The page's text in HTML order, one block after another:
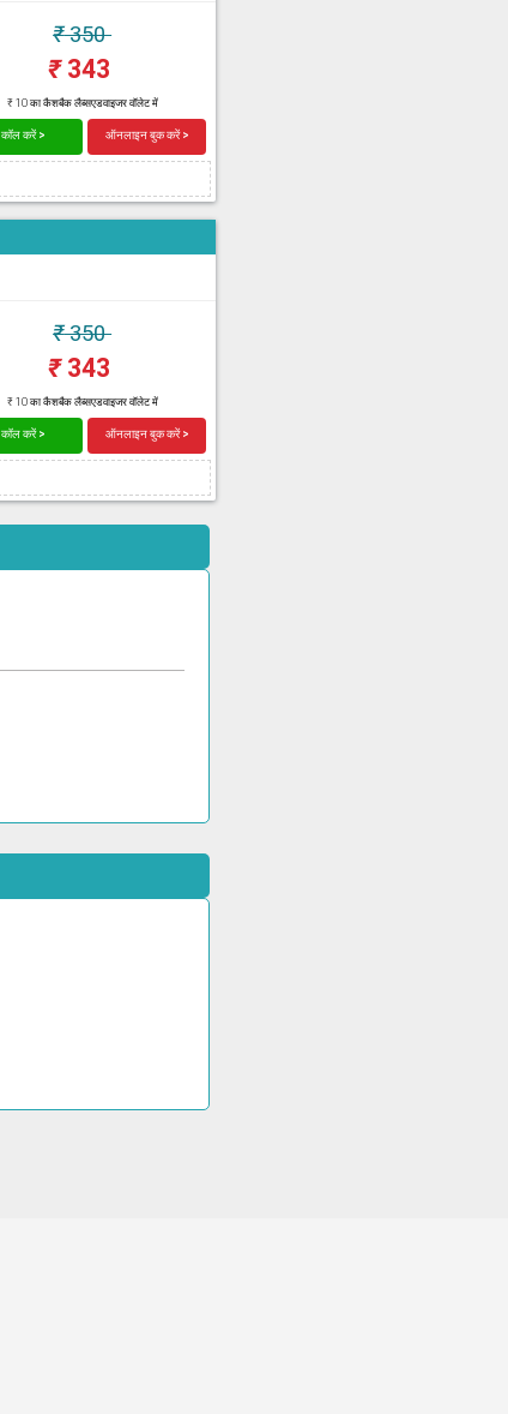
₹350
₹343
₹ 10 का कैशबैक लैब्सएडवाइजर वॉलेट में
कॉल करें > ऑनलाइन बुक करें >
₹350
₹343
₹ 10 का कैशबैक लैब्सएडवाइजर वॉलेट में
कॉल करें > ऑनलाइन बुक करें >